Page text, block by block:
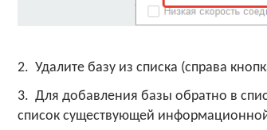
2. Удалите базу из списка (справа
3. Для добавления базы обратно в
список существующей